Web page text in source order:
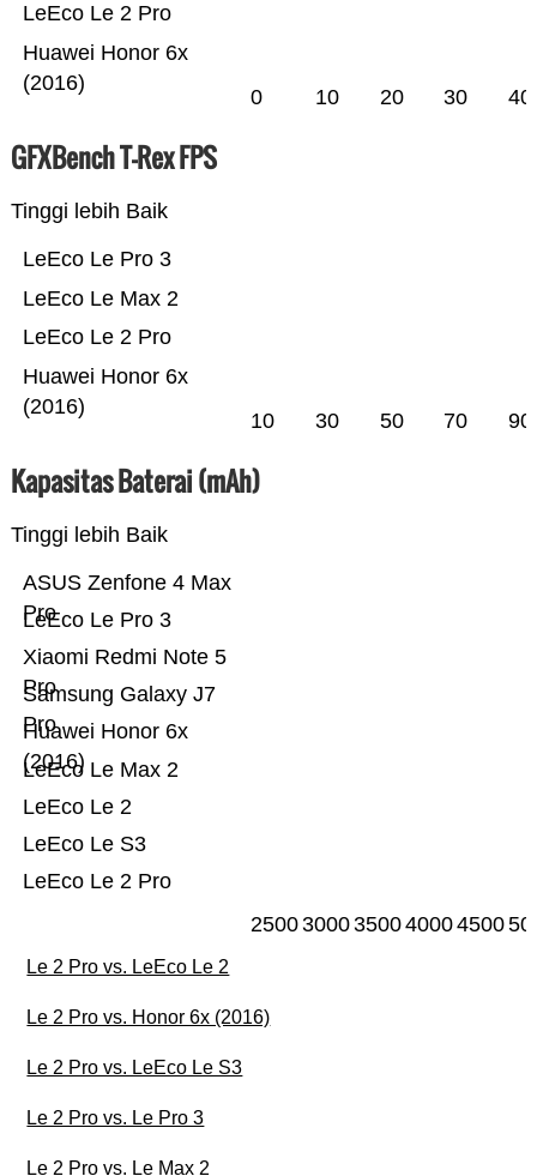
Huawei Honor 6x
(2016)
LeEco Le 2 Pro
0 10 20 30 40
GFXBench T-Rex FPS
Tinggi lebih Baik
Huawei Honor 6x
(2016)
LeEco Le 2 Pro
LeEco Le Max 2
LeEco Le Pro 3
10 30 50 70 90
Kapasitas Baterai (mAh)
Tinggi lebih Baik
LeEco Le 2 Pro
LeEco Le S3
LeEco Le 2
LeEco Le Max 2
Huawei Honor 6x
(2016)
Samsung Galaxy J7
Pro
Xiaomi Redmi Note 5
Pro
LeEco Le Pro 3
ASUS Zenfone 4 Max
Pro
25003000350040004500
Le 2 Pro vs. LeEco Le 2
Le 2 Pro vs. Honor 6x (2016)
Le 2 Pro vs. LeEco Le S3
Le 2 Pro vs. Le Pro 3
Le 2 Pro vs. Le Max 2